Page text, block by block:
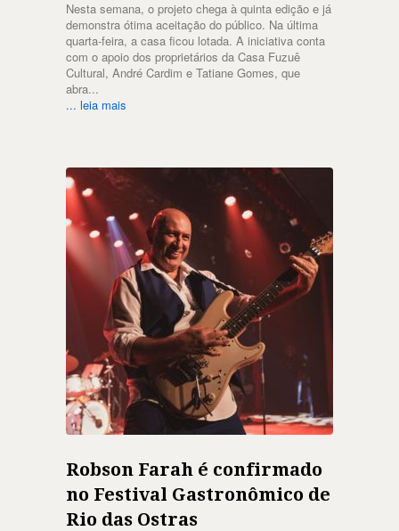
Nesta semana, o projeto chega à quinta edição e já
demonstra ótima aceitação do público. Na última
quarta-feira, a casa ficou lotada. A iniciativa conta
com o apoio dos proprietários da Casa Fuzuê
Cultural, André Cardim e Tatiane Gomes, que
abra...
... leia mais
Robson Farah é confirmado
no Festival Gastronômico de
Rio das Ostras